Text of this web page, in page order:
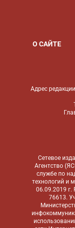
О САЙТЕ
Адрес
Сетевое
Агентство
службе по
технологий и
06.09.2019
76613.